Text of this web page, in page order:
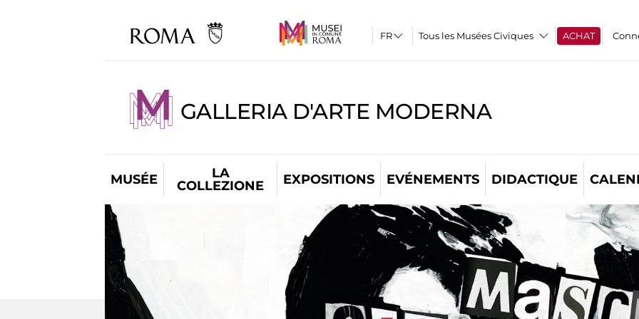
Tous les Musées Civiques ACHAT
GALLERIA D'ARTE MODERNA
MUSÉE
LA
COLLEZIONE
EXPOSITIONS EVÉNEMENTS DIDACTIQUE